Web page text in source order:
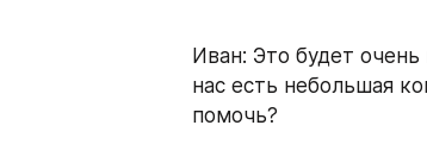
Иван: Это будет
нас есть небольшая
помочь?